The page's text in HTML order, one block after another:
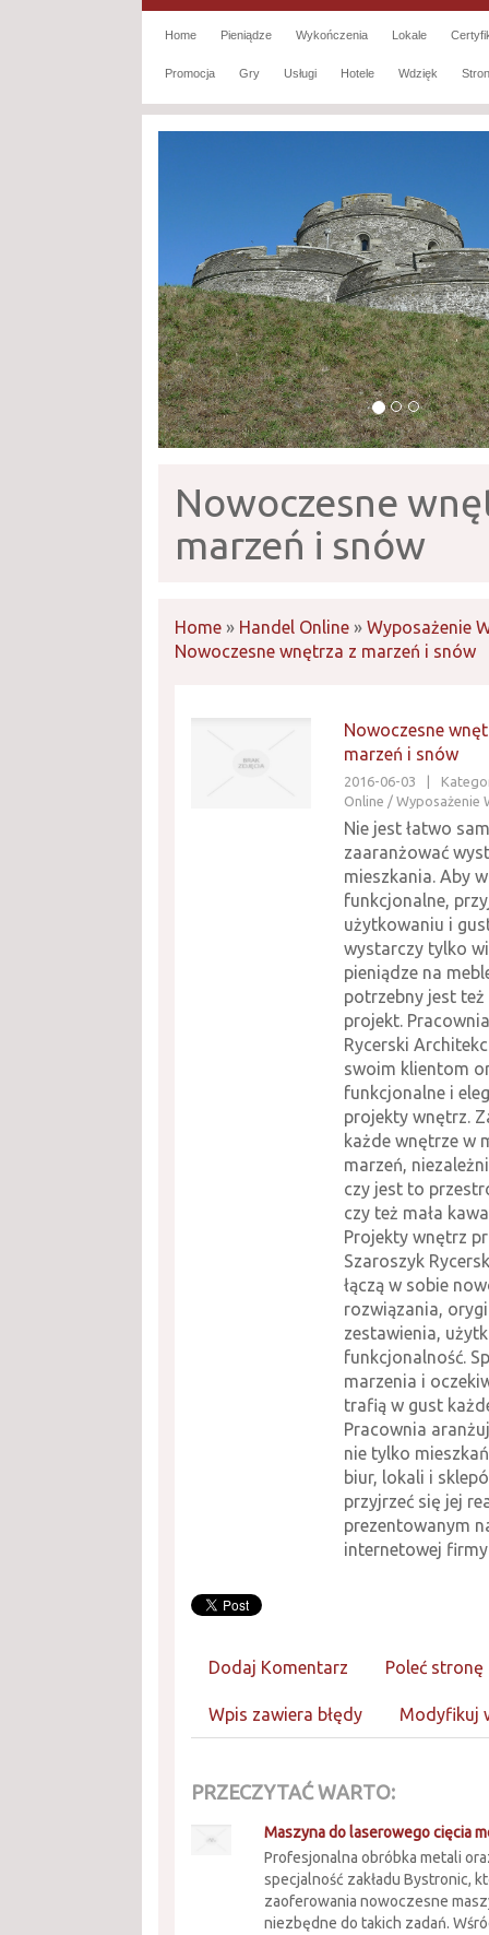
Home Pieniądze Wykończenia Lokale
Promocja Gry Usługi Hotele Wdzięk
Nowoczesne
marzeń i snów
Home » Handel Online » Wyposażenie
Nowoczesne wnętrza z marzeń i snów
Nowoczesne
marzeń i snów
2016-06-03
Online / Wyposażenie
Nie jest łatwo
zaaranżować
mieszkania. Aby
funkcjonalne,
użytkowaniu i
wystarczy tylko
pieniądze na
potrzebny jest
projekt.
Rycerski
swoim klientom
funkcjonalne i
projekty wnętrz.
każde wnętrze w
marzeń,
czy jest to
czy też mała
Projekty wnętrz
Szaroszyk
łączą w sobie
rozwiązania,
zestawienia,
funkcjonalność.
marzenia i
trafią w gust
Pracownia
nie tylko
biur, lokali i
przyjrzeć się jej
prezentowanym
internetowej
Dodaj Komentarz Poleć stronę
Wpis zawiera błędy Modyfikuj
PRZECZYTAĆ WARTO:
Maszyna do laserowego cięcia
Profesjonalna obróbka metali
specjalność zakładu Bystronic,
zaoferowania nowoczesne
niezbędne do takich zadań.